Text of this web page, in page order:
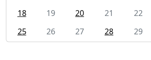
18
19 20 21 22
25
26 27 28 29